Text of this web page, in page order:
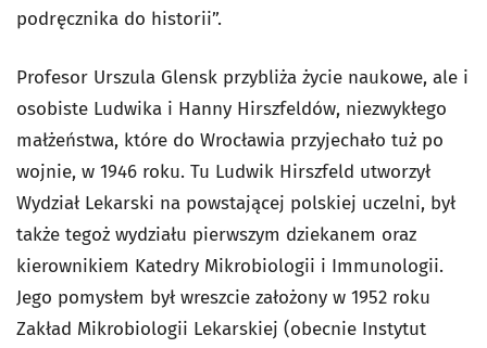
podręcznika do historii”.
Profesor Urszula Glensk przybliża życie naukowe, ale i
osobiste Ludwika i Hanny Hirszfeldów, niezwykłego
małżeństwa, które do Wrocławia przyjechało tuż po
wojnie, w 1946 roku. Tu Ludwik Hirszfeld utworzył
Wydział Lekarski na powstającej polskiej uczelni, był
także tegoż wydziału pierwszym dziekanem oraz
kierownikiem Katedry Mikrobiologii i Immunologii.
Jego pomysłem był wreszcie założony w 1952 roku
Zakład Mikrobiologii Lekarskiej (obecnie Instytut